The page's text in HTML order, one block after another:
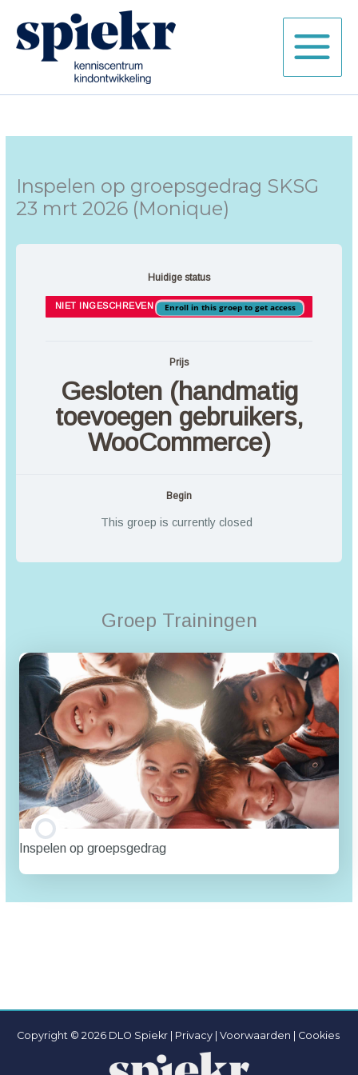
naar
Inspelen op groepsgedrag SKSG
23 mrt 2026 (Monique)
Huidige status
NIET INGESCHREVEN Enroll in this groep to get access
Prijs
Gesloten (handmatig
toevoegen gebruikers,
WooCommerce)
Begin
This groep is currently closed
Groep Trainingen
Inspelen op groepsgedrag
TRAINING PROGRESSIE
Copyright © 2026 DLO Spiekr | Privacy | Voorwaarden Cookies